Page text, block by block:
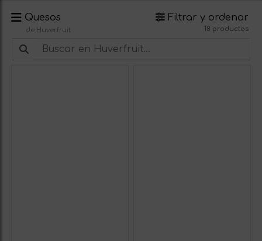
Quesos
de Huverfruit
Filtrar y ordenar
18 productos